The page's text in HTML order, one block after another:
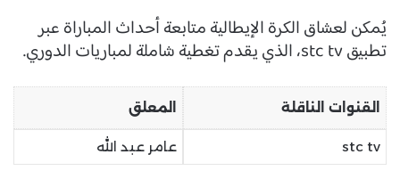
يُمكن لعشاق الكرة الإيطالية متابعة أحداث المباراة عبر
تطبيق stc tv، الذي يقدم تغطية شاملة لمباريات الدوري.
القنوات الناقلة المعلق
stc tv عامر عبد الله